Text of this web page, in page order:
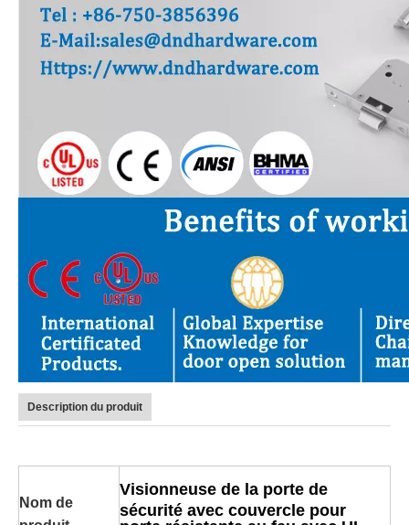
Description du produit
Nom de
Visionneuse de la porte de
sécurité avec couvercle pour